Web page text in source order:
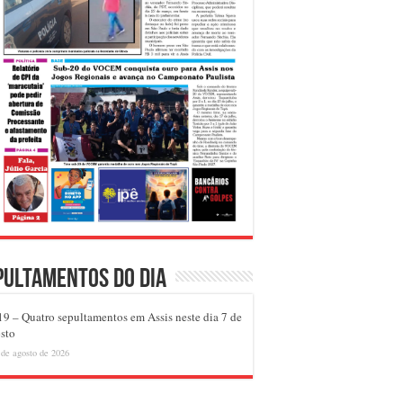
do dia
– Quatro sepultamentos em Assis neste dia 7 de
agosto de 2026